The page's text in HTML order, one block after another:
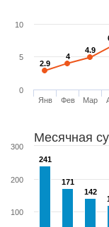
2.9
2.9
4
4
4.9
4.9
Янв Фев Мар
0
5
10
Месячная
241
241
171
171
142
142
100
200
300